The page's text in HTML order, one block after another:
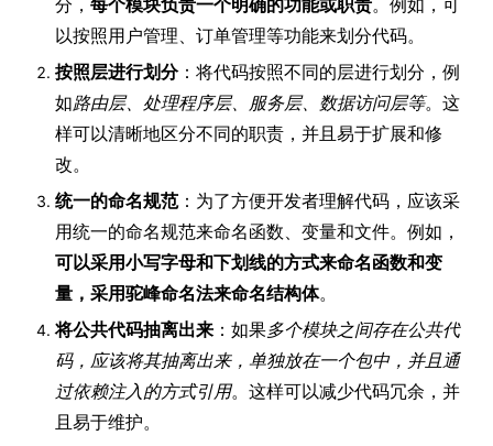
分， 每个模块负责一个明确的功能或职责。例如，可
以按照用户管理、订单管理等功能来划分代码。
按照层进行划分：将代码按照不同的层进行划分，例
如路由层、处理程序层、服务层、数据访问层等。这
样可以清晰地区分不同的职责，并且易于扩展和修
改。
统一的命名规范：为了方便开发者理解代码，应该采
用统一的命名规范来命名函数、变量和文件。例如，
可以采用小写字母和下划线的方式来命名函数和变
量，采用驼峰命名法来命名结构体。
将公共代码抽离出来 ：如果多个模块之间存在公共代
码，应该将其抽离出来，单独放在一个包中，并且通
过依赖注入的方式引用。这样可以减少代码冗余，并
且易于维护。